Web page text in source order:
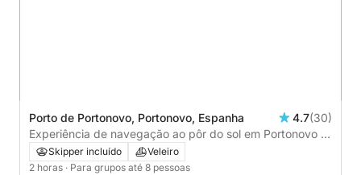
Porto de Portonovo, Portonovo, Espanha 4.7(30)
Experiência de navegação ao pôr do sol em Portonovo –
Fuga noturna para Playa de Canelas
Skipper incluído
Veleiro
2 horas · Para grupos até 8 pessoas